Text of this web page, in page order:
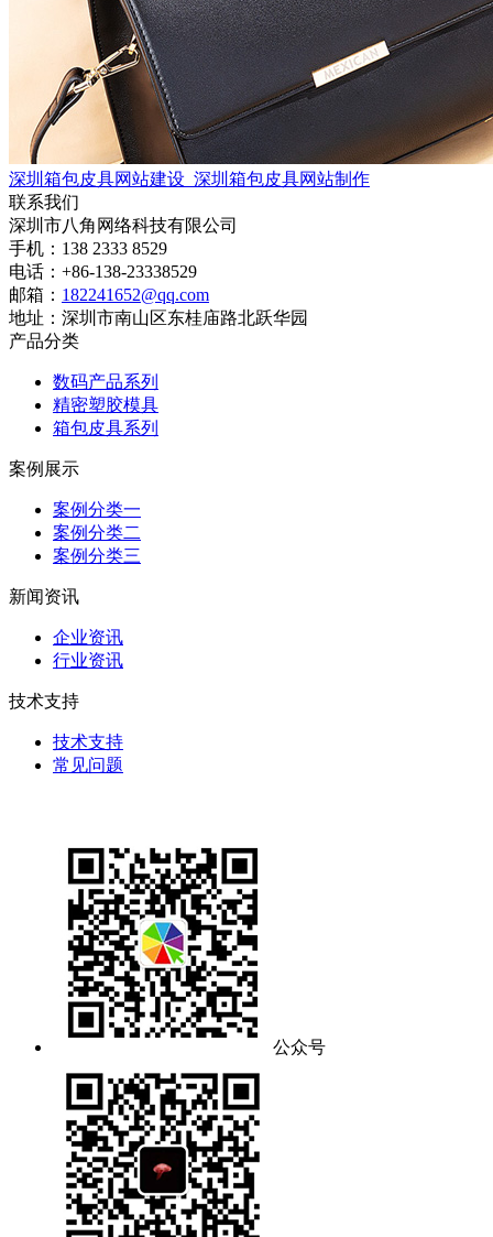
深圳箱包皮具网站建设_深圳箱包皮具网站制作
联系我们
深圳市八角网络科技有限公司
手机：138 2333 8529
电话：+86-138-23338529
邮箱： 182241652@qq.com
地址：深圳市南山区东桂庙路北跃华园
产品分类
数码产品系列
精密塑胶模具
箱包皮具系列
案例展示
案例分类一
案例分类二
案例分类三
新闻资讯
企业资讯
行业资讯
技术支持
技术支持
常见问题
公众号